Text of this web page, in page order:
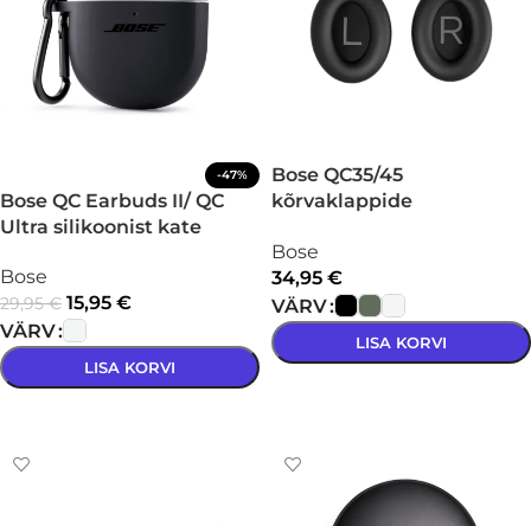
-47%
Bose QC Earbuds II/ QC
Ultra silikoonist kate
Bose
29,95€ 15,95 €
VÄRV
LISA KORVI
Bose QC35/45
kõrvaklappide
Bose
34,95 €
VÄRV
LISA KORVI